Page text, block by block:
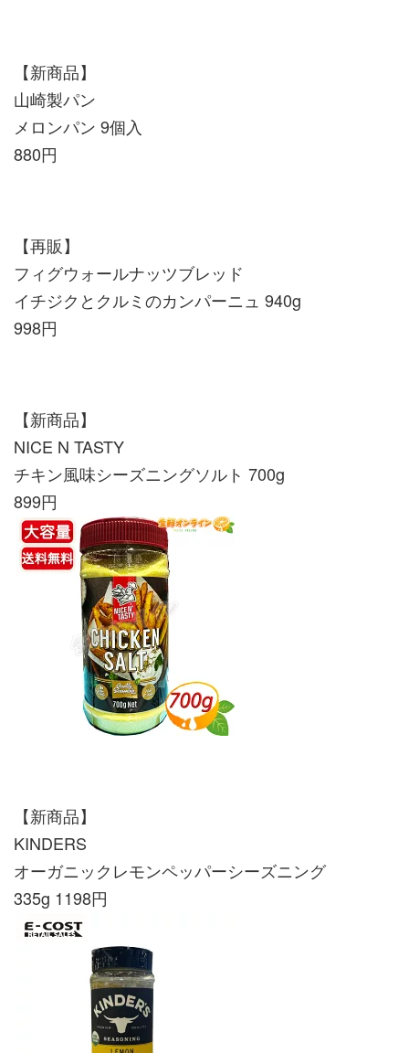
【新商品】
山崎製パン
メロンパン 9個入
880円
【再販】
フィグウォールナッツブレッド
イチジクとクルミのカンパーニュ 940g
998円
【新商品】
NICE N TASTY
チキン風味シーズニングソルト 700g
899円
【新商品】
KINDERS
オーガニックレモンペッパーシーズニング
335g 1198円